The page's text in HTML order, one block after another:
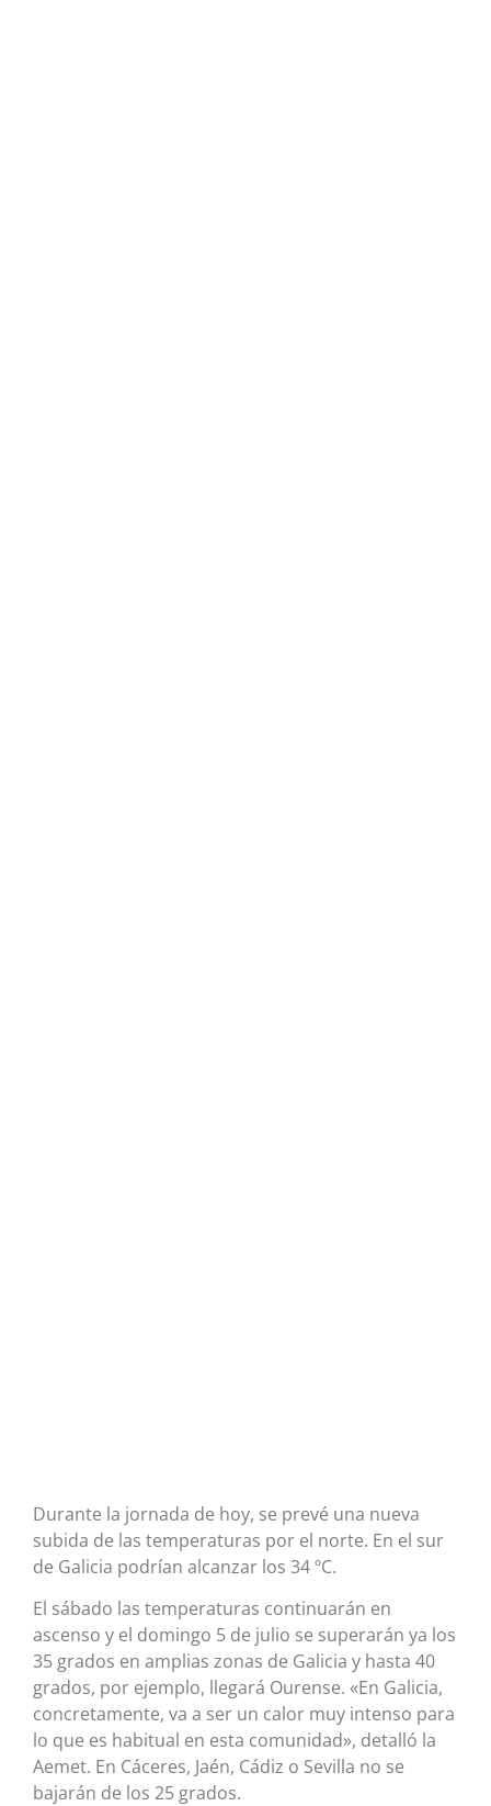
Durante la jornada de hoy, se prevé una nueva
subida de las temperaturas por el norte. En el sur
de Galicia podrían alcanzar los 34 ºC.
El sábado las temperaturas continuarán en
ascenso y el domingo 5 de julio se superarán ya los
35 grados en amplias zonas de Galicia y hasta 40
grados, por ejemplo, llegará Ourense. «En Galicia,
concretamente, va a ser un calor muy intenso para
lo que es habitual en esta comunidad», detalló la
Aemet. En Cáceres, Jaén, Cádiz o Sevilla no se
bajarán de los 25 grados.